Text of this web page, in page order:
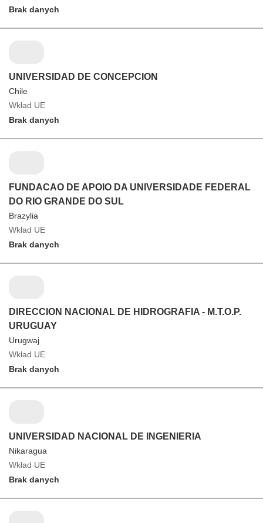
Brak danych
UNIVERSIDAD DE CONCEPCION
Chile
Wkład UE
Brak danych
FUNDACAO DE APOIO DA UNIVERSIDADE FEDERAL
DO RIO GRANDE DO SUL
Brazylia
Wkład UE
Brak danych
DIRECCION NACIONAL DE HIDROGRAFIA - M.T.O.P.
URUGUAY
Urugwaj
Wkład UE
Brak danych
UNIVERSIDAD NACIONAL DE INGENIERIA
Nikaragua
Wkład UE
Brak danych